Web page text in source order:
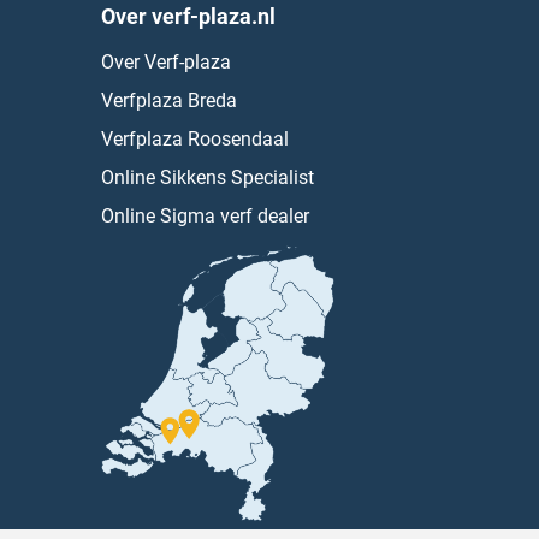
Over verf-plaza.nl
Over Verf-plaza
Verfplaza Breda
Verfplaza Roosendaal
Online Sikkens Specialist
Online Sigma verf dealer